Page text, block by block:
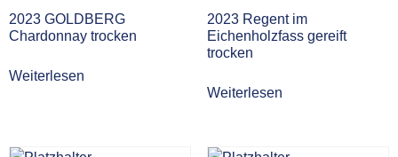
2023 GOLDBERG
Chardonnay trocken
Weiterlesen
2023 Regent im
Eichenholzfass gereift
trocken
Weiterlesen